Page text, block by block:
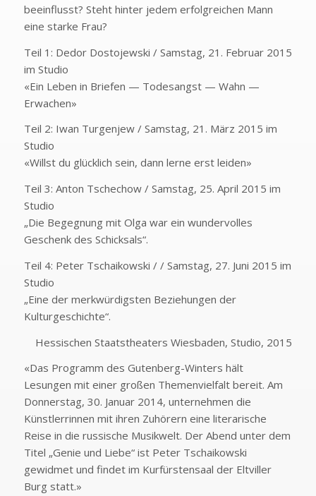
beeinflusst? Steht hinter jedem erfolgreichen Mann
eine starke Frau?
Teil 1: Dedor Dostojewski / Samstag, 21. Februar 2015
im Studio
«Ein Leben in Briefen — Todesangst — Wahn —
Erwachen»
Teil 2: Iwan Turgenjew / Samstag, 21. März 2015 im
Studio
«Willst du glücklich sein, dann lerne erst leiden»
Teil 3: Anton Tschechow / Samstag, 25. April 2015 im
Studio
„Die Begegnung mit Olga war ein wundervolles
Geschenk des Schicksals“.
Teil 4: Peter Tschaikowski / / Samstag, 27. Juni 2015 im
Studio
„Eine der merkwürdigsten Beziehungen der
Kulturgeschichte“.
Hessischen Staatstheaters Wiesbaden, Studio, 2015
«Das Programm des Gutenberg-Winters hält
Lesungen mit einer großen Themenvielfalt bereit. Am
Donnerstag, 30. Januar 2014, unternehmen die
Künstlerrinnen mit ihren Zuhörern eine literarische
Reise in die russische Musikwelt. Der Abend unter dem
Titel „Genie und Liebe“ ist Peter Tschaikowski
gewidmet und findet im Kurfürstensaal der Eltviller
Burg statt.»